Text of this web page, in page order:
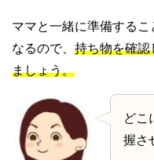
ママと一緒に準備する
なるので、 持ち物を確認
ましょう。
どこ
握さ